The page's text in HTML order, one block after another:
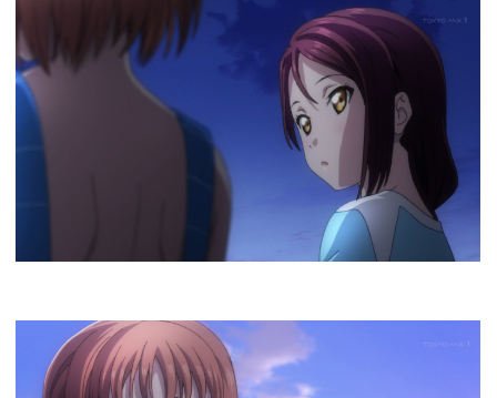
e.jp/uranohoshi/news.php?offset=5沼津...